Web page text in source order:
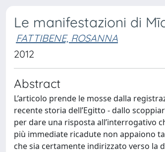
Le manifestazioni di
FATTIBENE, ROSANNA
2012
Abstract
L’articolo prende le mosse dalla
recente storia dell’Egitto - dallo
per dare una risposta all’interrogativo
più immediate ricadute non appaiono
che sia certamente indirizzato verso la